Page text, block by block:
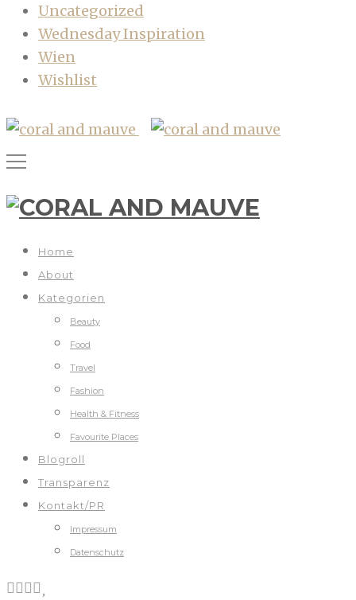
Uncategorized
Wednesday Inspiration
Wien
Wishlist
Home
About
Kategorien
Beauty
Food
Travel
Fashion
Health & Fitness
Favourite Places
Blogroll
Transparenz
Kontakt/PR
Impressum
Datenschutz